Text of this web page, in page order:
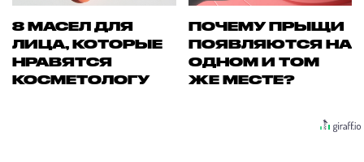
8 МАСЕЛ ДЛЯ
ЛИЦА, КОТОРЫЕ
НРАВЯТСЯ
КОСМЕТОЛОГУ
ПОЧЕМУ ПРЫЩИ
ПОЯВЛЯЮТСЯ НА
ОДНОМ И ТОМ
ЖЕ МЕСТЕ?